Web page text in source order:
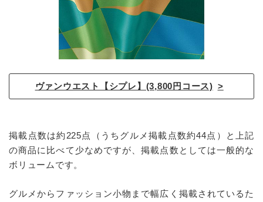
ヴァンウエスト【シプレ】(3,800円コース)
掲載点数は約225点（うちグルメ掲載点数約44点）と上記
の商品に比べて少なめですが、掲載点数としては一般的な
ボリュームです。
グルメからファッション小物まで幅広く掲載されているた